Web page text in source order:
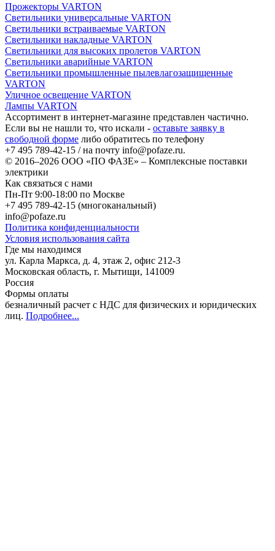
Прожекторы VARTON
Светильники универсальные VARTON
Светильники встраиваемые VARTON
Светильники накладные VARTON
Светильники для высоких пролетов VARTON
Светильники аварийные VARTON
Светильники промышленные пылевлагозащищенные
VARTON
Уличное освещение VARTON
Лампы VARTON
Ассортимент в интернет-магазине представлен частично.
Если вы не нашли то, что искали - оставьте заявку в
свободной форме либо обратитесь по телефону
+7 495 789-42-15 / на почту info@pofaze.ru.
© 2016–2026 ООО «ПО ФАЗЕ» – Комплексные поставки
электрики
Как связаться с нами
Пн-Пт 9:00-18:00 по Москве
+7 495 789-42-15 (многоканальный)
info@pofaze.ru
Политика конфиденциальности
Условия использования сайта
Где мы находимся
ул. Карла Маркса, д. 4, этаж 2, офис 212-3
Московская область, г. Мытищи, 141009
Россия
Формы оплаты
безналичный расчет с НДС для физических и юридических
лиц. Подробнее...